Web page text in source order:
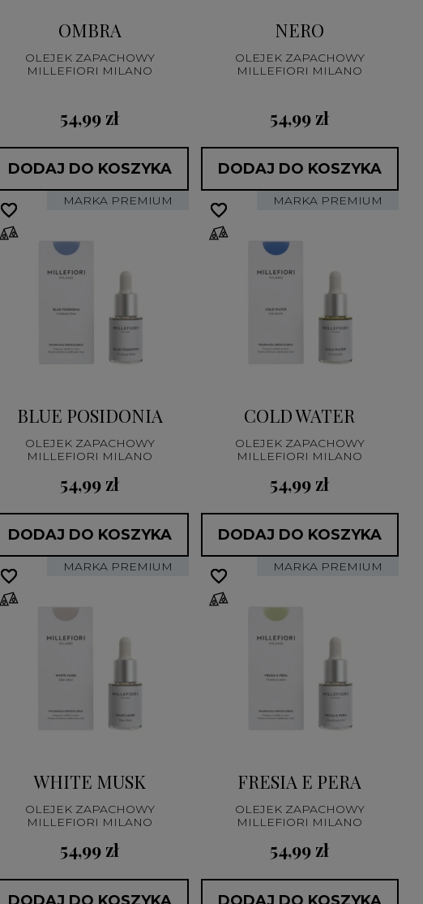
OMBRA
OLEJEK ZAPACHOWY
MILLEFIORI MILANO
54,99 zł
DODAJ DO KOSZYKA
NERO
OLEJEK ZAPACHOWY
MILLEFIORI MILANO
54,99 zł
DODAJ DO KOSZYKA
MARKA PREMIUM
BLUE POSIDONIA
OLEJEK ZAPACHOWY
MILLEFIORI MILANO
54,99 zł
DODAJ DO KOSZYKA
favorite_border
favorite_border MARKA PREMIUM
COLD WATER
OLEJEK ZAPACHOWY
MILLEFIORI MILANO
54,99 zł
DODAJ DO KOSZYKA
favorite_border
favorite_border
MARKA PREMIUM
WHITE MUSK
OLEJEK ZAPACHOWY
MILLEFIORI MILANO
54,99 zł
favorite_border
favorite_border MARKA PREMIUM
FRESIA E PERA
OLEJEK ZAPACHOWY
MILLEFIORI MILANO
54,99 zł
favorite_border
favorite_border